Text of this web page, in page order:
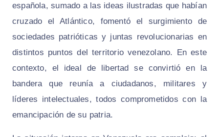
española, sumado a las ideas ilustradas que habían
cruzado el Atlántico, fomentó el surgimiento de
sociedades patrióticas y juntas revolucionarias en
distintos puntos del territorio venezolano. En este
contexto, el ideal de libertad se convirtió en la
bandera que reunía a ciudadanos, militares y
líderes intelectuales, todos comprometidos con la
emancipación de su patria.